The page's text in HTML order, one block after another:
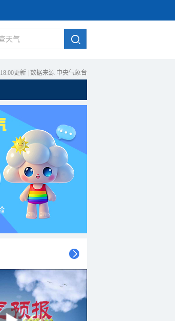
18:00更新 数据来源 中央气象台